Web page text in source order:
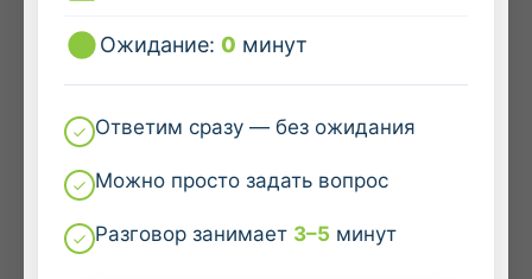
Ожидание: 0 минут
Ответим сразу — без ожидания
Можно просто задать вопрос
Разговор занимает 3–5 минут